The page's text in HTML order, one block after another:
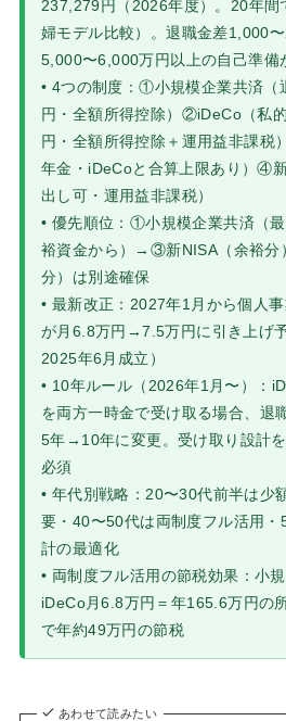
237,279円（2026年度）。20年間
婦モデル比較）。退職金差1,000
5,000〜6,000万円以上の自己準備
• 4つの制度：①小規模企業共済（
円・全額所得控除）②iDeCo（私
円・全額所得控除＋運用益非課税
年金・iDeCoと合算上限あり）④
出し可・運用益非課税）
• 優先順位：①小規模企業共済（
裕資金から）→③新NISA（余裕分
分）は別途確保
• 最新改正：2027年1月から個人
が月6.8万円→7.5万円に引き上げ
2025年6月成立）
• 10年ルール（2026年1月〜）：
を両方一時金で受け取る場合、退
5年→10年に変更。受け取り設計
必須
• 年代別戦略：20〜30代前半は少
要・40〜50代は両制度フル活用・
計の最適化
• 両制度フル活用の節税効果：小
iDeCo月6.8万円＝年165.6万円の
で年約49万円の節税
あわせて読みたい